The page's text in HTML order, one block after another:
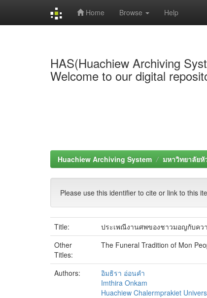
Home Browse Help
HAS(Huachiew Archiving
Welcome to our digital
Huachiew Archiving System มหาวิทยาลัยหั
Please use this identifier to cite or link to this
Title:
ประเพณีงานศพของชาวมอญกับคว
Other
Titles:
The Funeral Tradition of Mon
Authors:
อิมธิรา อ่อนคำ
Imthira Onkam
Huachiew Chalermprakiet